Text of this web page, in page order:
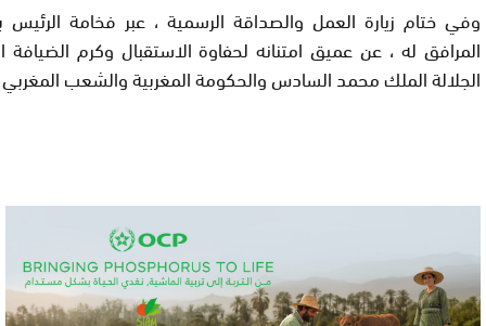
وفي ختام زيارة العمل والصداقة الرسمية ، عبر فخامة الرئيس
المرافق له ، عن عميق امتنانه لحفاوة الاستقبال وكرم
الجلالة الملك محمد السادس والحكومة المغربية والشعب